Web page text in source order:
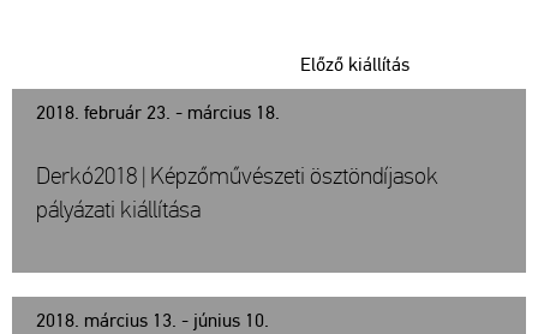
2018. február 23. - március 18.
Előző kiállítás
Derkó2018 | Képzőművészeti ösztöndíjasok
pályázati kiállítása
2018. március 13. - június 10.